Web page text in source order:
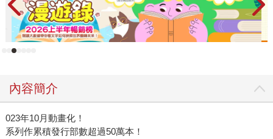
內容簡介
023年10月動畫化！
系列作累積發行部數超過50萬本！